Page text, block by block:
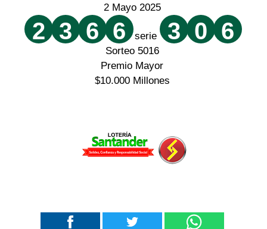
2 Mayo 2025
2 3 6 6 serie 3 0 6
Sorteo 5016
Premio Mayor
$10.000 Millones